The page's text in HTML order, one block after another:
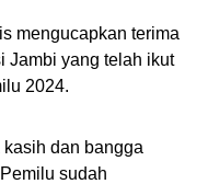
mengucapkan terima
Jambi yang telah ikut
2024.
dan bangga
sudah